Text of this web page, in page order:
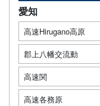
愛知
高速Hirugano高原
郡上八幡交流動
高速関
高速各務原